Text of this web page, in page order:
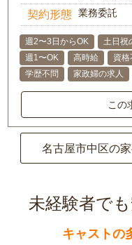
契約形態 業務委託
週2〜3日からOK 土日祝
週1〜OK
高時給 資格
学歴不問
家政婦の求人
この
名古屋市中区の
未経験者で
キャストの